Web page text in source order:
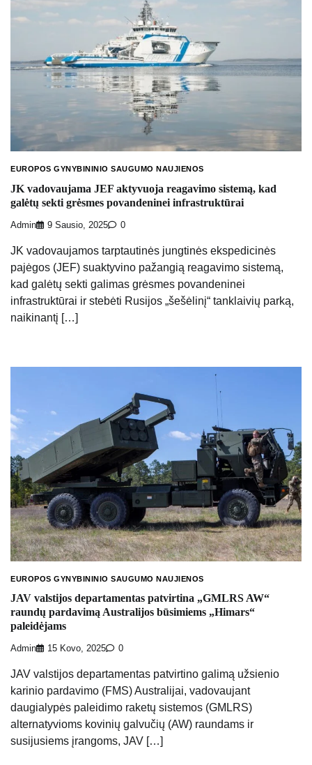
EUROPOS GYNYBININIO SAUGUMO NAUJIENOS
JK vadovaujama JEF aktyvuoja reagavimo sistemą, kad
galėtų sekti grėsmes povandeninei infrastruktūrai
Admin 9 Sausio, 2025 0
JK vadovaujamos tarptautinės jungtinės ekspedicinės
pajėgos (JEF) suaktyvino pažangią reagavimo sistemą,
kad galėtų sekti galimas grėsmes povandeninei
infrastruktūrai ir stebėti Rusijos „šešėlinį“ tanklaivių parką,
naikinantį […]
EUROPOS GYNYBININIO SAUGUMO NAUJIENOS
JAV valstijos departamentas patvirtina „GMLRS AW“
raundų pardavimą Australijos būsimiems „Himars“
paleidėjams
Admin 15 Kovo, 2025 0
JAV valstijos departamentas patvirtino galimą užsienio
karinio pardavimo (FMS) Australijai, vadovaujant
daugialypės paleidimo raketų sistemos (GMLRS)
alternatyvioms kovinių galvučių (AW) raundams ir
susijusiems įrangoms, JAV […]